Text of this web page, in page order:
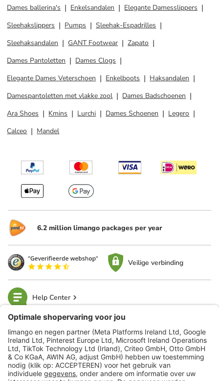
Dames ballerina's
Enkelsandalen
Elegante Damesslippers
Sleehakslippers
Pumps
Sleehak-Espadrilles
Sleehaksandalen
GANT Footwear
Zapato
Dames Pantoletten
Dames Clogs
Elegante Dames Veterschoen
Enkelboots
Haksandalen
Damespantoletten met vlakke zool
Dames Badschoenen
Ara Shoes
Kmins Lurchi Dames Schoenen
Legero
Calceo
Mandel
6.2 million limango packages per year
Veilige verbinding
Help Center
limango
Veilig winkelen
Klantenservice